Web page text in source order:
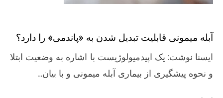
آبله میمونی قابلیت تبدیل شدن به «پاندمی» را دارد؟
ایسنا نوشت: یک اپیدمیولوژیست با اشاره به وضعیت ابتلا
و نحوه پیشگیری از بیماری آبله میمونی و با بیان…